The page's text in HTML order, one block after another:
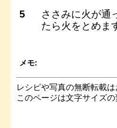
5
ささみに火が通
たら火をとめま
メモ:
レシピや写真の無断転載は
このページは文字サイズ